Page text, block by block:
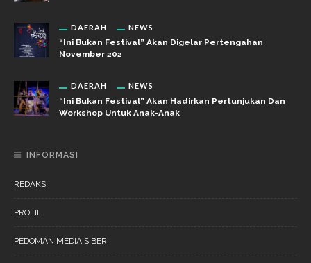
DAERAH NEWS
“Ini Bukan Festival” Akan Digelar Pertengahan
November 202
DAERAH NEWS
“Ini Bukan Festival” Akan Hadirkan Pertunjukan Dan
Workshop Untuk Anak-Anak
INFORMASI
REDAKSI
PROFIL
PEDOMAN MEDIA SIBER